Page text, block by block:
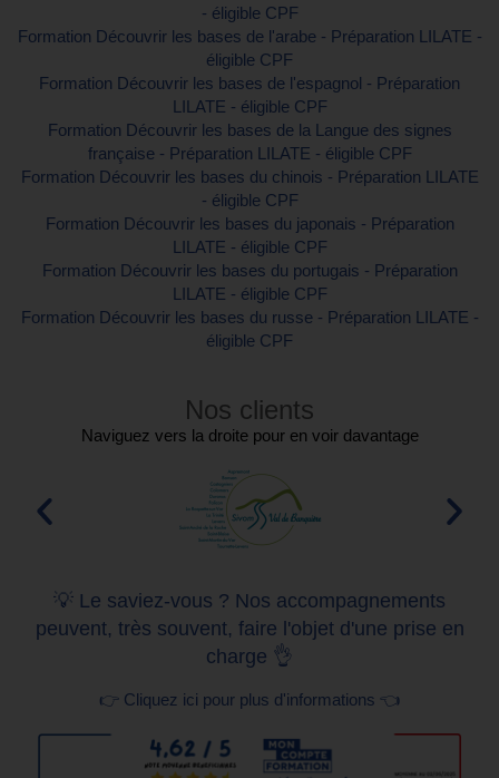
- éligible CPF
Formation Découvrir les bases de l'arabe - Préparation LILATE -
éligible CPF
Formation Découvrir les bases de l'espagnol - Préparation
LILATE - éligible CPF
Formation Découvrir les bases de la Langue des signes
française - Préparation LILATE - éligible CPF
Formation Découvrir les bases du chinois - Préparation LILATE
- éligible CPF
Formation Découvrir les bases du japonais - Préparation
LILATE - éligible CPF
Formation Découvrir les bases du portugais - Préparation
LILATE - éligible CPF
Formation Découvrir les bases du russe - Préparation LILATE -
éligible CPF
Nos clients
Naviguez vers la droite pour en voir davantage
💡 Le saviez-vous ? Nos accompagnements
peuvent, très souvent, faire l'objet d'une prise en
charge 👌
👉 Cliquez ici pour plus d'informations 👈